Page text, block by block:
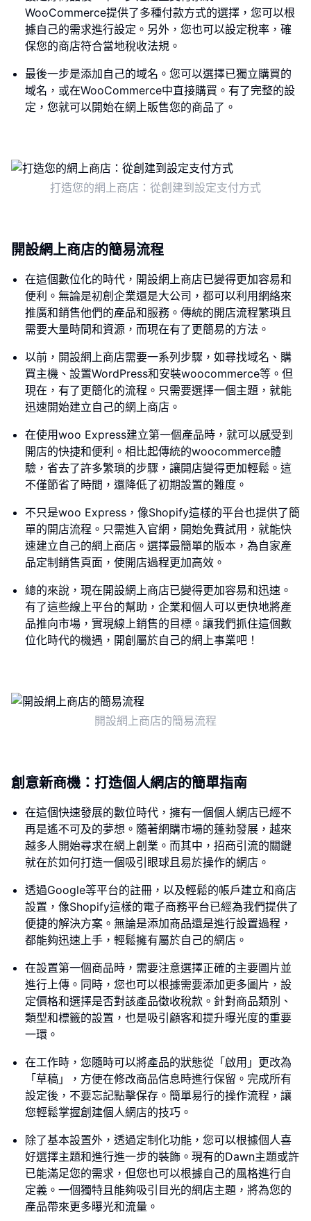
WooCommerce提供了多種付款方式的選擇，您可以根
據自己的需求進行設定。另外，您也可以設定稅率，確
保您的商店符合當地稅收法規。
最後一步是添加自己的域名。您可以選擇已獨立購買的
域名，或在WooCommerce中直接購買。有了完整的設
定，您就可以開始在網上販售您的商品了。
打造您的網上商店：從創建到設定支付方式
開設網上商店的簡易流程
在這個數位化的時代，開設網上商店已變得更加容易和
便利。無論是初創企業還是大公司，都可以利用網絡來
推廣和銷售他們的產品和服務。傳統的開店流程繁瑣且
需要大量時間和資源，而現在有了更簡易的方法。
以前，開設網上商店需要一系列步驟，如尋找域名、購
買主機、設置WordPress和安裝woocommerce等。但
現在，有了更簡化的流程。只需要選擇一個主題，就能
迅速開始建立自己的網上商店。
在使用woo Express建立第一個產品時，就可以感受到
開店的快捷和便利。相比起傳統的woocommerce體
驗，省去了許多繁瑣的步驟，讓開店變得更加輕鬆。這
不僅節省了時間，還降低了初期設置的難度。
不只是woo Express，像Shopify這樣的平台也提供了簡
單的開店流程。只需進入官網，開始免費試用，就能快
速建立自己的網上商店。選擇最簡單的版本，為自家產
品定制銷售頁面，使開店過程更加高效。
總的來說，現在開設網上商店已變得更加容易和迅速。
有了這些線上平台的幫助，企業和個人可以更快地將產
品推向市場，實現線上銷售的目標。讓我們抓住這個數
位化時代的機遇，開創屬於自己的網上事業吧！
開設網上商店的簡易流程
創意新商機：打造個人網店的簡單指南
在這個快速發展的數位時代，擁有一個個人網店已經不
再是遙不可及的夢想。隨著網購市場的蓬勃發展，越來
越多人開始尋求在網上創業。而其中，招商引流的關鍵
就在於如何打造一個吸引眼球且易於操作的網店。
透過Google等平台的註冊，以及輕鬆的帳戶建立和商店
設置，像Shopify這樣的電子商務平台已經為我們提供了
便捷的解決方案。無論是添加商品還是進行設置過程，
都能夠迅速上手，輕鬆擁有屬於自己的網店。
在設置第一個商品時，需要注意選擇正確的主要圖片並
進行上傳。同時，您也可以根據需要添加更多圖片，設
定價格和選擇是否對該產品徵收稅款。針對商品類別、
類型和標籤的設置，也是吸引顧客和提升曝光度的重要
一環。
在工作時，您隨時可以將產品的狀態從「啟用」更改為
「草稿」，方便在修改商品信息時進行保留。完成所有
設定後，不要忘記點擊保存。簡單易行的操作流程，讓
您輕鬆掌握創建個人網店的技巧。
除了基本設置外，透過定制化功能，您可以根據個人喜
好選擇主題和進行進一步的裝飾。現有的Dawn主題或許
已能滿足您的需求，但您也可以根據自己的風格進行自
定義。一個獨特且能夠吸引目光的網店主題，將為您的
產品帶來更多曝光和流量。